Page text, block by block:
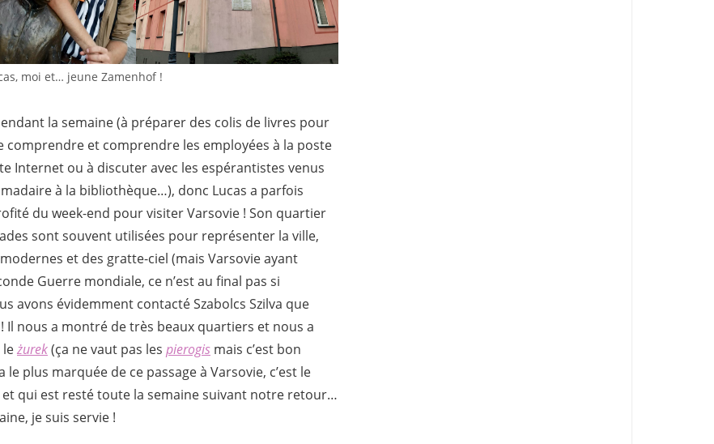
moi et… jeune Zamenhof !
la semaine (à préparer des colis de livres pour
comprendre et comprendre les employées à la poste
Internet ou à discuter avec les espérantistes venus
à la bibliothèque…), donc Lucas a parfois
du week-end pour visiter Varsovie ! Son quartier
sont souvent utilisées pour représenter la ville,
et des gratte-ciel (mais Varsovie ayant
Guerre mondiale, ce n’est au final pas si
avons évidemment contacté Szabolcs Szilva que
Il nous a montré de très beaux quartiers et nous a
leżurek(ça ne vaut pas les pierogis mais c’est bon
plus marquée de ce passage à Varsovie, c’est le
et qui est resté toute la semaine suivant notre retour…
je suis servie !